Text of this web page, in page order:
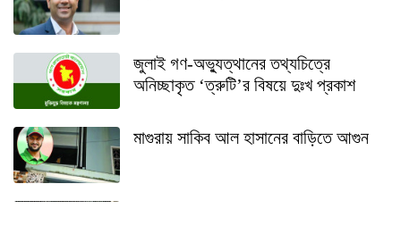
জুলাই গণ-অভ্যুত্থানের তথ্যচিত্রে
অনিচ্ছাকৃত ‘ত্রুটি’র বিষয়ে দুঃখ প্রকাশ
মাগুরায় সাকিব আল হাসানের বাড়িতে আগুন